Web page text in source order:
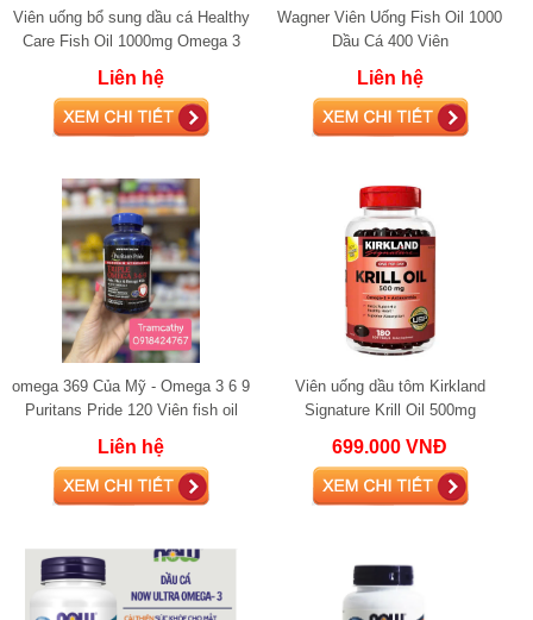
Viên uống bổ sung dầu cá Healthy
Care Fish Oil 1000mg Omega 3
400 viên
Liên hệ
Wagner Viên Uống Fish Oil 1000
Dầu Cá 400 Viên
Liên hệ
omega 369 Của Mỹ - Omega 3 6 9
Puritans Pride 120 Viên fish oil
Liên hệ
Viên uống dầu tôm Kirkland
Signature Krill Oil 500mg
699.000 VNĐ